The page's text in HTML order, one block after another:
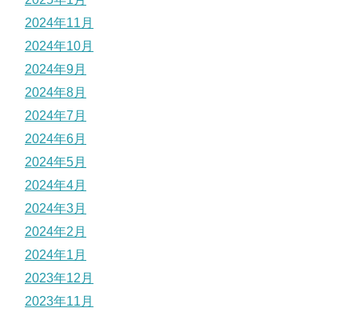
2024年11月
2024年10月
2024年9月
2024年8月
2024年7月
2024年6月
2024年5月
2024年4月
2024年3月
2024年2月
2024年1月
2023年12月
2023年11月